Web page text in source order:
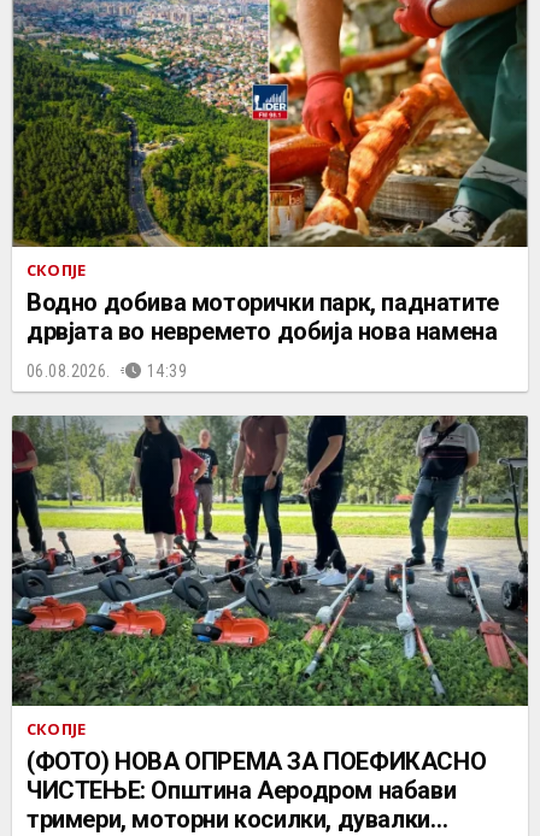
СКОПЈЕ
Водно добива моторички парк, паднатите
дрвјата во невремето добија нова намена
06.08.2026. 14:39
СКОПЈЕ
(ФОТО) НОВА ОПРЕМА ЗА ПОЕФИКАСНО
ЧИСТЕЊЕ: Општина Аеродром набави
тримери, моторни косилки, дувалки…